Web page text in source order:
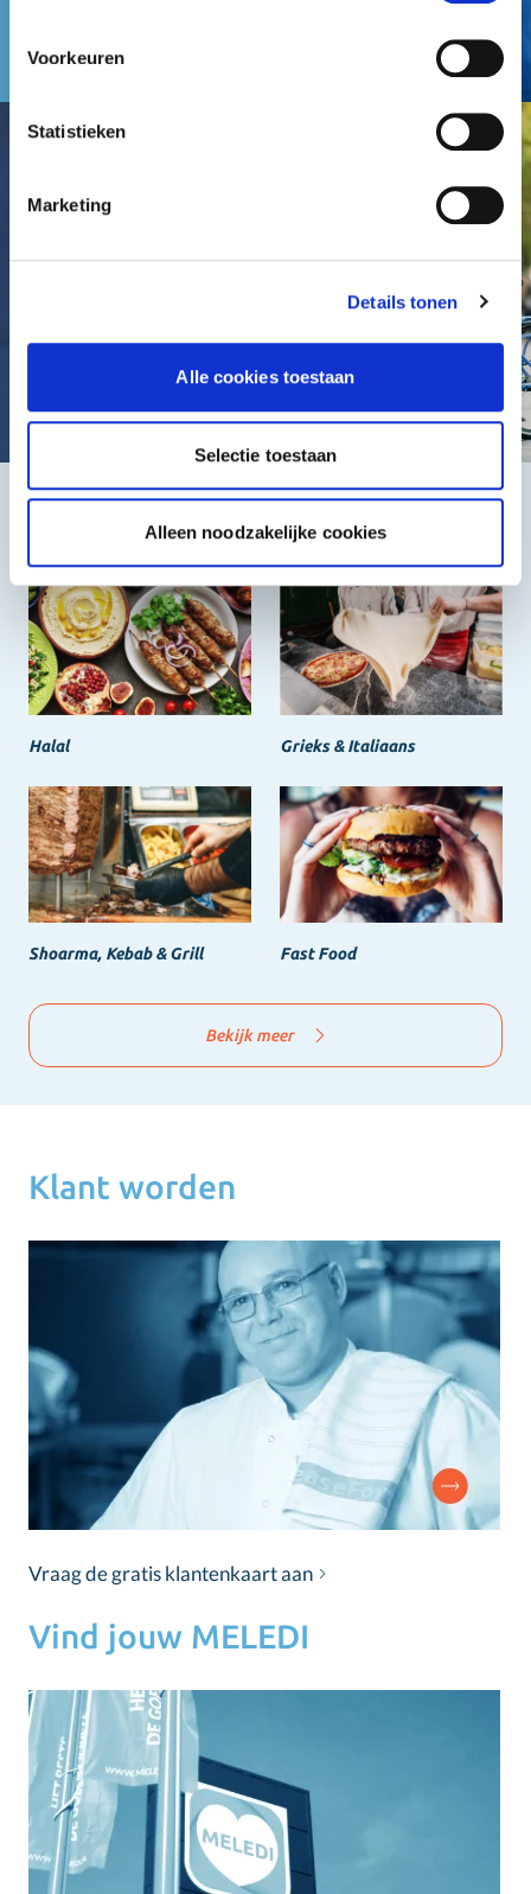
Voorkeuren
Statistieken
Marketing
Details tonen
Alle cookies toestaan
Selectie toestaan
Alleen noodzakelijke cookies
Het beste, de goedkoopste
Halal Grieks & Italiaans
Shoarma, Kebab & Grill Fast Food
Bekijk meer
Klant worden
Vraag de gratis klantenkaart aan
Vind jouw MELEDI